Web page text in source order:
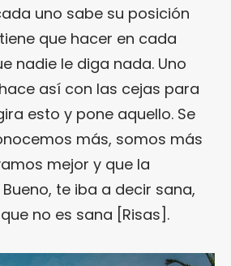
uno sabe su posición
que hacer en cada
nadie le diga nada. Uno
así con las cejas para
esto y pone aquello. Se
más, somos más
mejor y que la
te iba a decir sana,
no es sana [Risas].